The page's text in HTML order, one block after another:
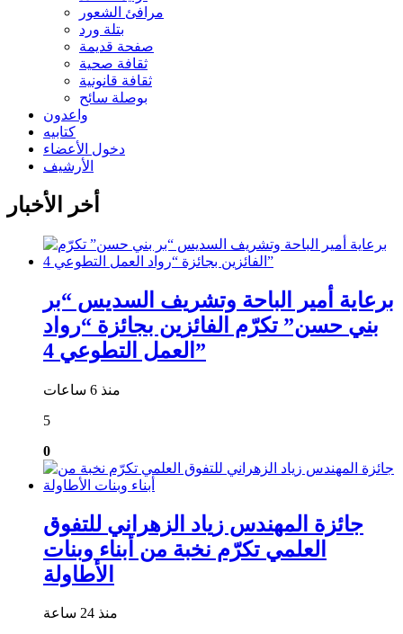
مرافئ الشعور
بتلة ورد
صفحة قديمة
ثقافة صحية
ثقافة قانونية
بوصلة سائح
واعدون
كتابيه
دخول الأعضاء
الأرشيف
أخر الأخبار
برعاية أمير الباحة وتشريف السديس “بر
بني حسن” تكرّم الفائزين بجائزة “رواد
العمل التطوعي 4”
منذ 6 ساعات
5
0
جائزة المهندس زياد الزهراني للتفوق
العلمي تكرّم نخبة من أبناء وبنات
الأطاولة
منذ 24 ساعة